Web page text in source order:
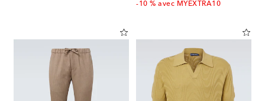
-10 % avec MYEXTRA10